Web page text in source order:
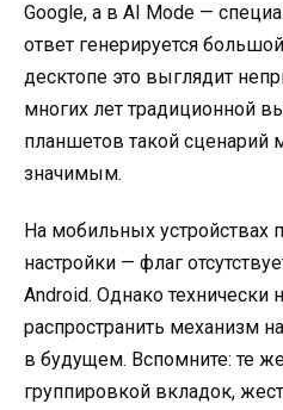
Google, а в AI Mode —
ответ генерируется
десктопе это выглядит
многих лет традиционной
планшетов такой сценарий
значимым.
На мобильных устройствах
настройки — флаг
Android. Однако технически
распространить механизм
в будущем. Вспомните: те
группировкой вкладок,